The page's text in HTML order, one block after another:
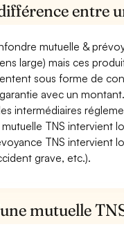
entre
mutuelle &
large) mais ces
sous forme de
avec un
intermédiaires
mutuelle TNS intervient
TNS intervient
grave, etc.).
mutuelle